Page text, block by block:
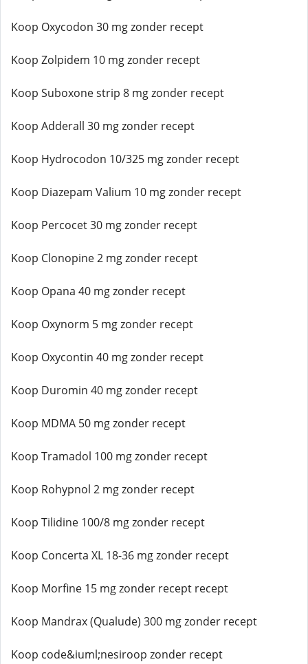
Koop Oxycodon 30 mg zonder recept
Koop Zolpidem 10 mg zonder recept
Koop Suboxone strip 8 mg zonder recept
Koop Adderall 30 mg zonder recept
Koop Hydrocodon 10/325 mg zonder recept
Koop Diazepam Valium 10 mg zonder recept
Koop Percocet 30 mg zonder recept
Koop Clonopine 2 mg zonder recept
Koop Opana 40 mg zonder recept
Koop Oxynorm 5 mg zonder recept
Koop Oxycontin 40 mg zonder recept
Koop Duromin 40 mg zonder recept
Koop MDMA 50 mg zonder recept
Koop Tramadol 100 mg zonder recept
Koop Rohypnol 2 mg zonder recept
Koop Tilidine 100/8 mg zonder recept
Koop Concerta XL 18-36 mg zonder recept
Koop Morfine 15 mg zonder recept recept
Koop Mandrax (Qualude) 300 mg zonder recept
Koop code&iuml;nesiroop zonder recept